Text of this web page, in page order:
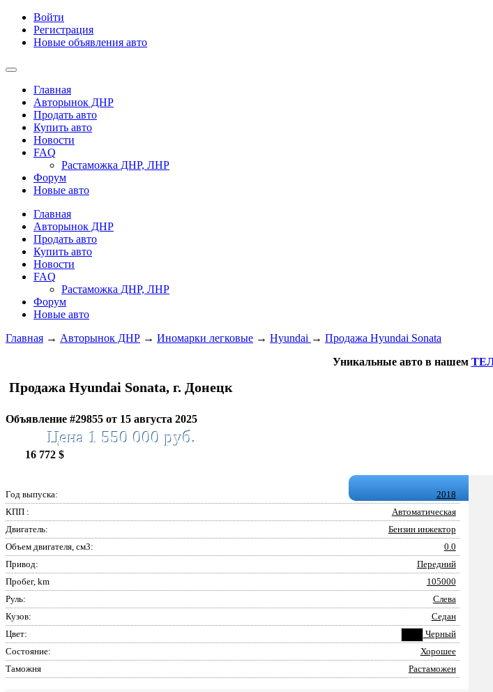
Войти
Регистрация
Новые объявления авто
Главная
Авторынок ДНР
Продать авто
Купить авто
Новости
FAQ
Растаможка ДНР, ЛНР
Форум
Новые авто
Главная
Авторынок ДНР
Продать авто
Купить авто
Новости
FAQ
Растаможка ДНР, ЛНР
Форум
Новые авто
Главная → Авторынок ДНР → Иномарки легковые → Hyundai → Продажа Hyundai Sonata
Уникальные авто в нашем
Продажа Hyundai Sonata, г. Донецк
Объявление #29855 от 15 августа 2025
Цена 1 550 000 руб.
16 772 $
Год выпуска:
2018
КПП :
Автоматическая
Двигатель:
Бензин инжектор
Объем двигателя, см3:
0.0
Привод:
Передний
Пробег, km
105000
Руль:
Слева
Кузов:
Седан
Цвет:
Черный
Состояние:
Хорошее
Таможня
Растаможен